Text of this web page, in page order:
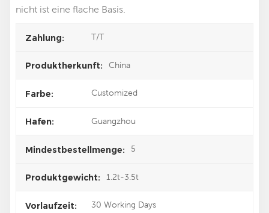
nicht ist eine flache Basis.
Zahlung: T/T
Produktherkunft: China
Farbe: Customized
Hafen: Guangzhou
Mindestbestellmenge: 5
Produktgewicht: 1.2t-3.5t
Vorlaufzeit: 30 Working Days